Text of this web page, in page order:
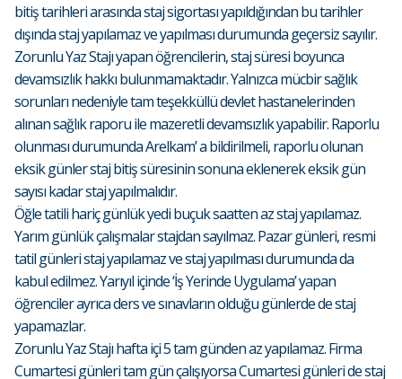
bitiş tarihleri arasında staj sigortası yapıldığından bu tarihler
dışında staj yapılamaz ve yapılması durumunda geçersiz sayılır.
Zorunlu Yaz Stajı yapan öğrencilerin, staj süresi boyunca
devamsızlık hakkı bulunmamaktadır. Yalnızca mücbir sağlık
sorunları nedeniyle tam teşekküllü devlet hastanelerinden
alınan sağlık raporu ile mazeretli devamsızlık yapabilir. Raporlu
olunması durumunda Arelkam’ a bildirilmeli, raporlu olunan
eksik günler staj bitiş süresinin sonuna eklenerek eksik gün
sayısı kadar staj yapılmalıdır.
Öğle tatili hariç günlük yedi buçuk saatten az staj yapılamaz.
Yarım günlük çalışmalar stajdan sayılmaz. Pazar günleri, resmi
tatil günleri staj yapılamaz ve staj yapılması durumunda da
kabul edilmez. Yarıyıl içinde ‘İş Yerinde Uygulama’ yapan
öğrenciler ayrıca ders ve sınavların olduğu günlerde de staj
yapamazlar.
Zorunlu Yaz Stajı hafta içi 5 tam günden az yapılamaz. Firma
Cumartesi günleri tam gün çalışıyorsa Cumartesi günleri de staj